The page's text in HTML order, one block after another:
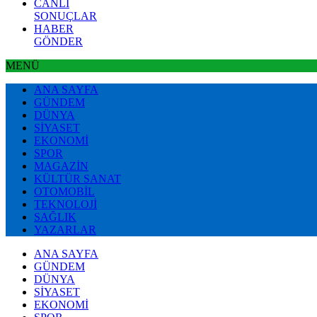
CANLI
SONUÇLAR
HABER
GÖNDER
MENÜ
ANA SAYFA
GÜNDEM
DÜNYA
SİYASET
EKONOMİ
SPOR
MAGAZİN
KÜLTÜR SANAT
OTOMOBİL
TEKNOLOJİ
SAĞLIK
YAZARLAR
ANA SAYFA
GÜNDEM
DÜNYA
SİYASET
EKONOMİ